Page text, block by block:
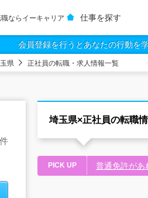
ならイーキャリア 仕事を探す
会員登録を行うとあなたの行動を
県 正社員の転職・求人情報一覧
埼玉県×正社員の転職
PICK UP 普通免許があ
件